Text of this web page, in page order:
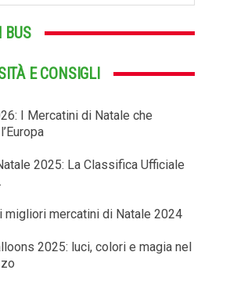
BUS
E CONSIGLI
I Mercatini di Natale che
2025: La Classifica Ufficiale
migliori mercatini di Natale 2024
2025: luci, colori e magia nel